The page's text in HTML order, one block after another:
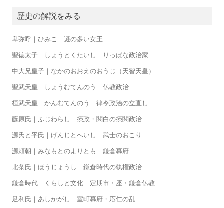
歴史の解説をみる
卑弥呼｜ひみこ 謎の多い女王
聖徳太子｜しょうとくたいし りっぱな政治家
中大兄皇子｜なかのおおえのおうじ（天智天皇）
聖武天皇｜しょうむてんのう 仏教政治
桓武天皇｜かんむてんのう 律令政治の立直し
藤原氏｜ふじわらし 摂政・関白の摂関政治
源氏と平氏｜げんじとへいし 武士のおこり
源頼朝｜みなもとのよりとも 鎌倉幕府
北条氏｜ほうじょうし 鎌倉時代の執権政治
鎌倉時代｜くらしと文化 定期市・座・鎌倉仏教
足利氏｜あしかがし 室町幕府・応仁の乱